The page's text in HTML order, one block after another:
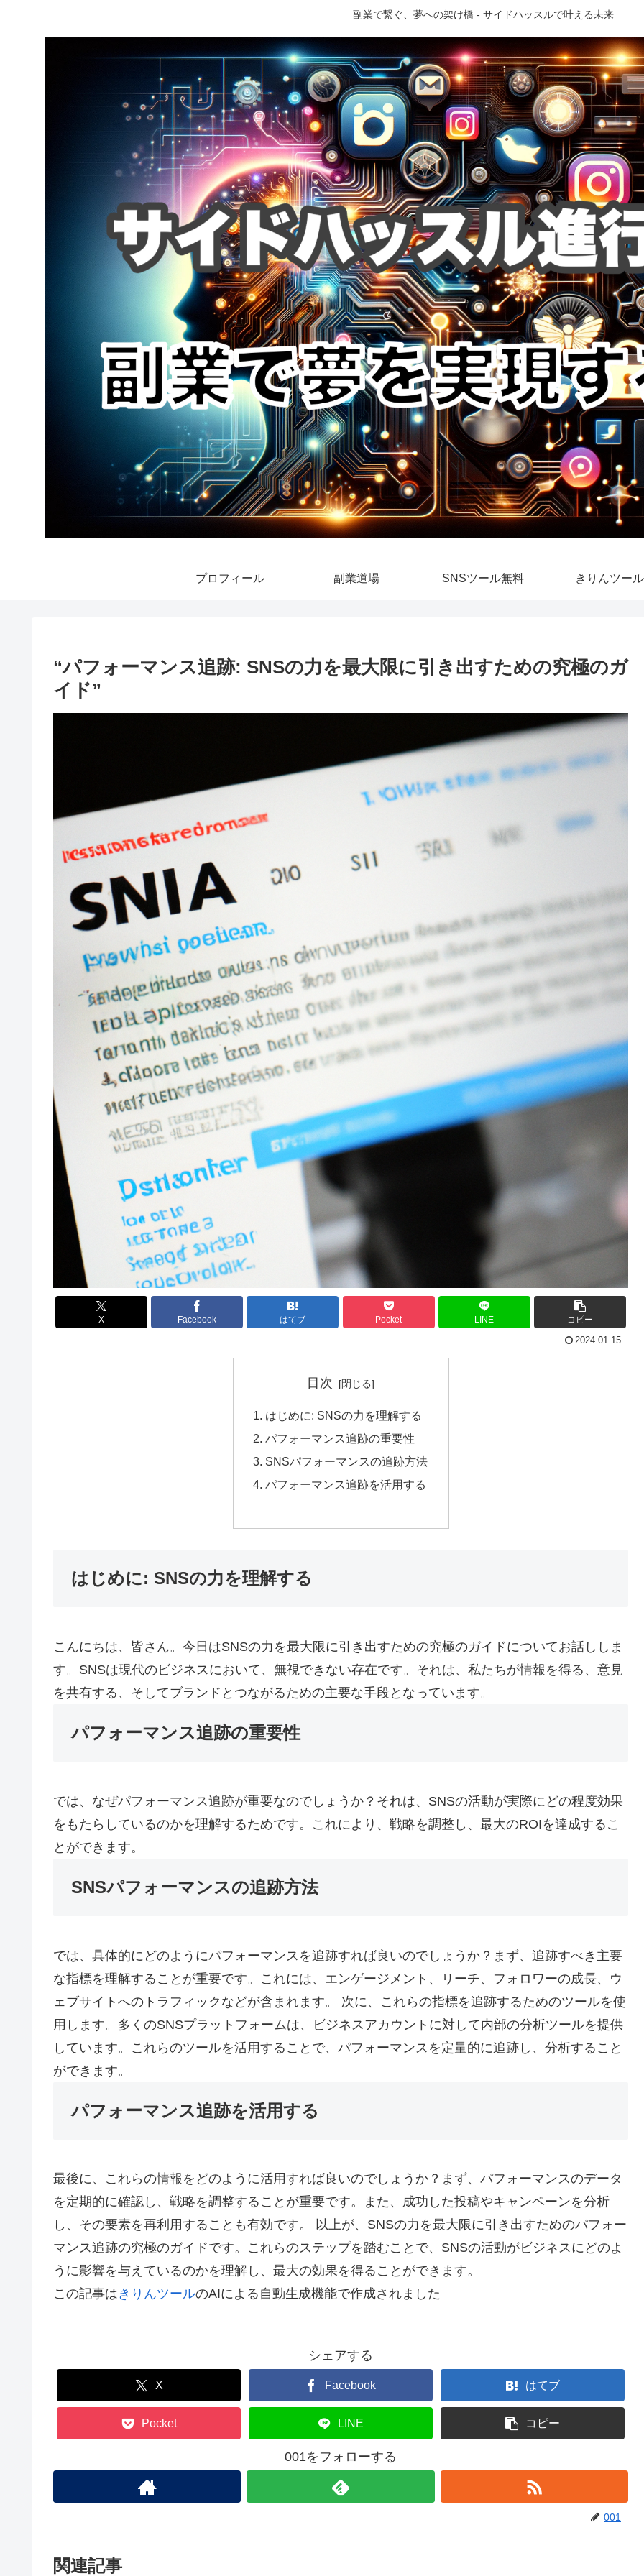
副業で繋ぐ、夢への架け橋 - サイドハッスルで叶える未来
プロフィール 副業道場 SNSツール無料 きりんツール
“パフォーマンス追跡: SNSの力を最大限に引き出すための究極のガ
イド”
X Facebook はてブ Pocket LINE コピー
2024.01.15
目次
はじめに: SNSの力を理解する
パフォーマンス追跡の重要性
SNSパフォーマンスの追跡方法
パフォーマンス追跡を活用する
はじめに: SNSの力を理解する
こんにちは、皆さん。今日はSNSの力を最大限に引き出すための究極のガイドについてお話ししま
す。SNSは現代のビジネスにおいて、無視できない存在です。それは、私たちが情報を得る、意見
を共有する、そしてブランドとつながるための主要な手段となっています。
パフォーマンス追跡の重要性
では、なぜパフォーマンス追跡が重要なのでしょうか？それは、SNSの活動が実際にどの程度効果
をもたらしているのかを理解するためです。これにより、戦略を調整し、最大のROIを達成するこ
とができます。
SNSパフォーマンスの追跡方法
では、具体的にどのようにパフォーマンスを追跡すれば良いのでしょうか？まず、追跡すべき主要
な指標を理解することが重要です。これには、エンゲージメント、リーチ、フォロワーの成長、ウ
ェブサイトへのトラフィックなどが含まれます。 次に、これらの指標を追跡するためのツールを使
用します。多くのSNSプラットフォームは、ビジネスアカウントに対して内部の分析ツールを提供
しています。これらのツールを活用することで、パフォーマンスを定量的に追跡し、分析すること
ができます。
パフォーマンス追跡を活用する
最後に、これらの情報をどのように活用すれば良いのでしょうか？まず、パフォーマンスのデータ
を定期的に確認し、戦略を調整することが重要です。また、成功した投稿やキャンペーンを分析
し、その要素を再利用することも有効です。 以上が、SNSの力を最大限に引き出すためのパフォー
マンス追跡の究極のガイドです。これらのステップを踏むことで、SNSの活動がビジネスにどのよ
うに影響を与えているのかを理解し、最大の効果を得ることができます。
この記事はきりんツールのAIによる自動生成機能で作成されました
シェアする
X Facebook はてブ
Pocket LINE コピー
001をフォローする
001
関連記事